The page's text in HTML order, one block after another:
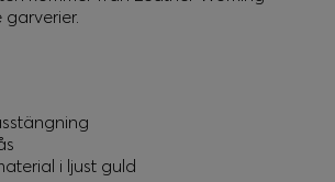
i ljust guld